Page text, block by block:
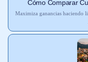
Cómo Comparar
Maximiza ganancias haciendo